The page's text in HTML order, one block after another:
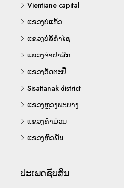
Vientiane capital
ແຂວງບໍ່ແກ້ວ
ແຂວງບໍລິຄຳໄຊ
ແຂວງຈຳປາສັກ
ແຂວງອັດຕະປື
Sisattanak district
ແຂວງຫຼວງພະບາງ
ແຂວງຄຳມ່ວນ
ແຂວງຫົວພັນ
ປະເພດຊັບສິນ